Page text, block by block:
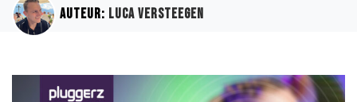
Auteur: Luca Versteegen